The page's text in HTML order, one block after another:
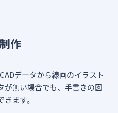
作
データから線画のイラスト
が無い場合でも、手書きの図
ます。